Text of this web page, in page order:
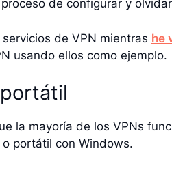
de configurar y
de VPN mientras he
usando ellos como ejemplo.
la mayoría de los VPNs
o portátil con Windows.